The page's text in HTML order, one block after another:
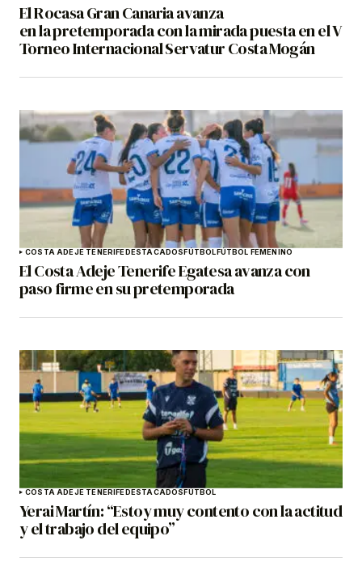
El Rocasa Gran Canaria avanza
en la pretemporada con la mirada puesta en el V
Torneo Internacional Servatur Costa Mogán
COSTA ADEJE TENERIFEDESTACADOSFÚTBOLFÚTBOL FEMENINO
El Costa Adeje Tenerife Egatesa avanza con
paso firme en su pretemporada
COSTA ADEJE TENERIFEDESTACADOSFÚTBOL
Yerai Martín: “Estoy muy contento con la actitud
y el trabajo del equipo”